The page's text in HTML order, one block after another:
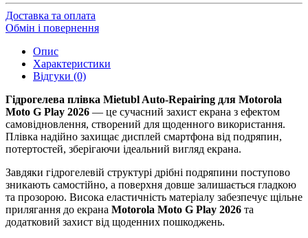
Доставка та оплата
Обмін і повернення
Опис
Характеристики
Відгуки (0)
Гідрогелева плівка Mietubl Auto-Repairing для Motorola
Moto G Play 2026 — це сучасний захист екрана з ефектом
самовідновлення, створений для щоденного використання.
Плівка надійно захищає дисплей смартфона від подряпин,
потертостей, зберігаючи ідеальний вигляд екрана.
Завдяки гідрогелевій структурі дрібні подряпини поступово
зникають самостійно, а поверхня довше залишається гладкою
та прозорою. Висока еластичність матеріалу забезпечує щільне
прилягання до екрана Motorola Moto G Play 2026 та
додатковий захист від щоденних пошкоджень.